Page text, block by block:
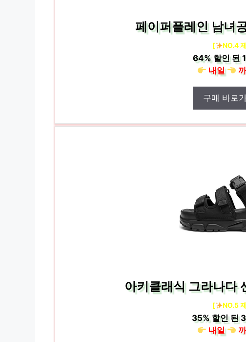
페이퍼플레인 남녀
[ NO.4
64%할인 된
내일
구매 바로
아키클래식 그라나다
[ NO.5
35%할인 된
내일